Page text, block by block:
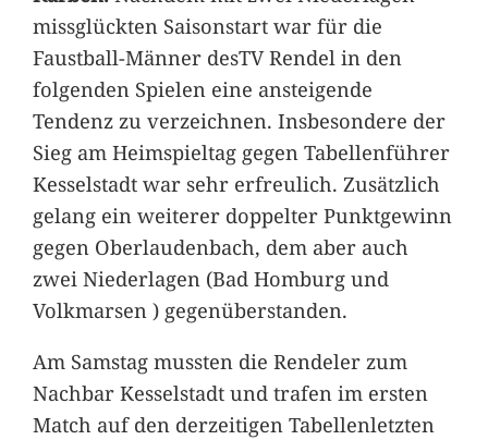
missglückten Saisonstart war für die
Faustball-Männer desTV Rendel in den
folgenden Spielen eine ansteigende
Tendenz zu verzeichnen. Insbesondere der
Sieg am Heimspieltag gegen Tabellenführer
Kesselstadt war sehr erfreulich. Zusätzlich
gelang ein weiterer doppelter Punktgewinn
gegen Oberlaudenbach, dem aber auch
zwei Niederlagen (Bad Homburg und
Volkmarsen ) gegenüberstanden.
Am Samstag mussten die Rendeler zum
Nachbar Kesselstadt und trafen im ersten
Match auf den derzeitigen Tabellenletzten